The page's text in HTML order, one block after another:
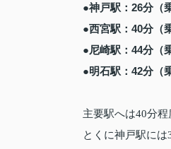
●神戸駅：26分（
●西宮駅：40分（
●尼崎駅：44分（
●明石駅：42分（
主要駅へは40分
とくに神戸駅には